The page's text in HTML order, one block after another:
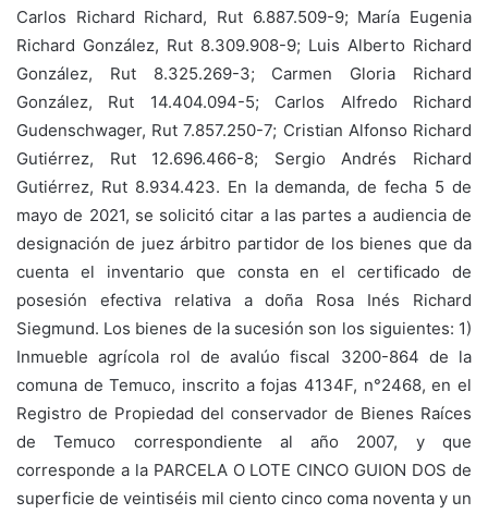
Carlos Richard Richard, Rut 6.887.509-9; María Eugenia
Richard González, Rut 8.309.908-9; Luis Alberto Richard
González, Rut 8.325.269-3; Carmen Gloria Richard
González, Rut 14.404.094-5; Carlos Alfredo Richard
Gudenschwager, Rut 7.857.250-7; Cristian Alfonso Richard
Gutiérrez, Rut 12.696.466-8; Sergio Andrés Richard
Gutiérrez, Rut 8.934.423. En la demanda, de fecha 5 de
mayo de 2021, se solicitó citar a las partes a audiencia de
designación de juez árbitro partidor de los bienes que da
cuenta el inventario que consta en el certificado de
posesión efectiva relativa a doña Rosa Inés Richard
Siegmund. Los bienes de la sucesión son los siguientes: 1)
Inmueble agrícola rol de avalúo fiscal 3200-864 de la
comuna de Temuco, inscrito a fojas 4134F, n°2468, en el
Registro de Propiedad del conservador de Bienes Raíces
de Temuco correspondiente al año 2007, y que
corresponde a la PARCELA O LOTE CINCO GUION DOS de
superficie de veintiséis mil ciento cinco coma noventa y un